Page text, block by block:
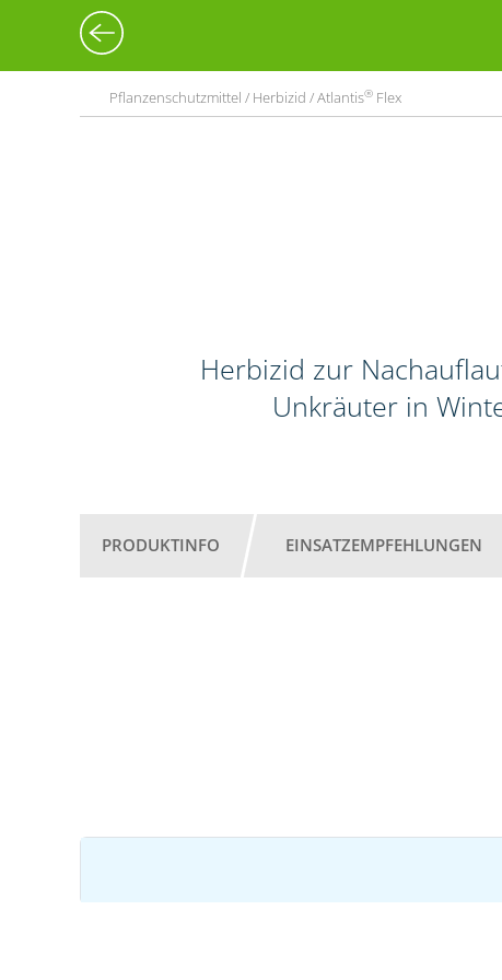
Pflanzenschutzmittel / Herbizid / Atlantis® Flex
Herbizid zur
Unkräuter in
PRODUKTINFO EINSATZEMPFEHLUNGEN